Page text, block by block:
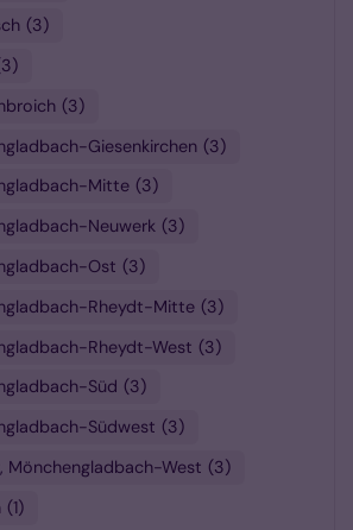
3
3
3
Giesenkirchen 3
Mitte
3
Neuwerk 3
Ost 3
Rheydt-Mitte 3
Rheydt-West 3
Süd
3
Südwest 3
Mönchengladbach-West 3
1